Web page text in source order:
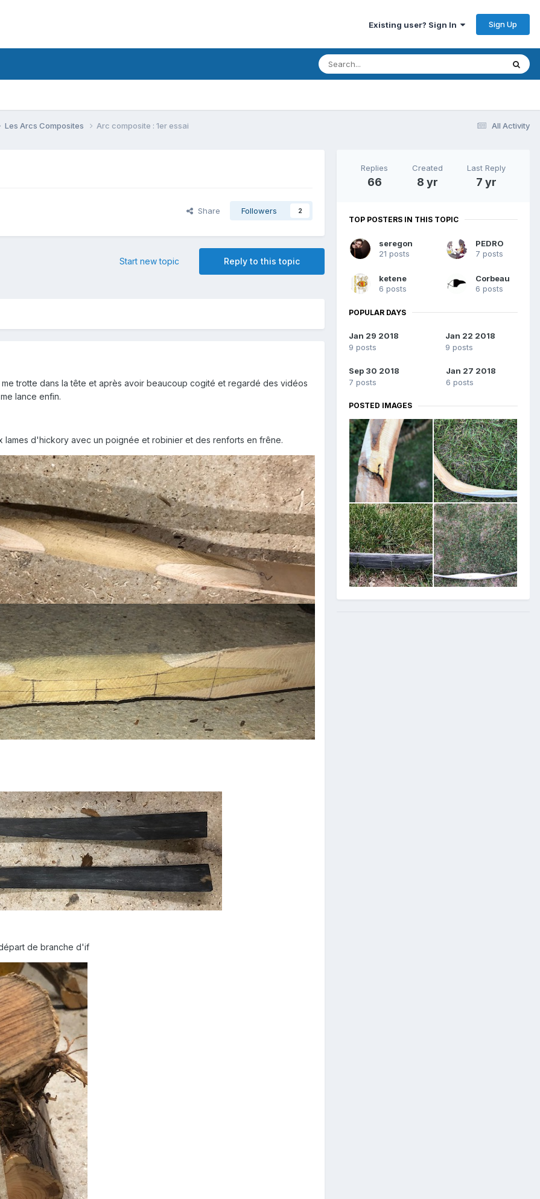
Existing user? Sign In Sign Up
All Activity
Les Arcs Composites Arc composite : 1er essai
Share Followers 2
Reply to this topic
Start new topic
trotte dans la tête et après avoir beaucoup cogité et regardé des vidéos
lance enfin.
lames d'hickory avec un poignée et robinier et des renforts en frêne.
de branche d'if
Replies
66
Created
8 yr
Last Reply
7 yr
TOP POSTERS IN THIS TOPIC
seregon
21 posts
PEDRO
7 posts
ketene
6 posts
Corbeau
6 posts
POPULAR DAYS
Jan 29 2018
9 posts
Jan 22 2018
9 posts
Sep 30 2018
7 posts
Jan 27 2018
6 posts
POSTED IMAGES